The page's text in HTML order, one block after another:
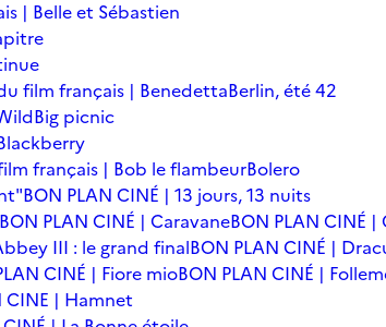
| Belle et Sébastien
film français | BenedettaBerlin, été 42
Big picnic
français | Bob le flambeurBolero
BON PLAN CINÉ | 13 jours, 13 nuits
BON PLAN CINÉ | CaravaneBON PLAN CINÉ
III : le grand finalBON PLAN CINÉ |
CINÉ | Fiore mioBON PLAN CINÉ |
CINE | Hamnet